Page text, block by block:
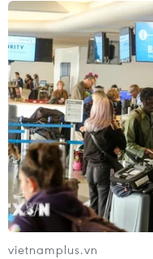
năng lượng leo thang
06/08/2026 23:58
Thành lập Khu
Hưng Yên
06/08/2026 23:45
Google Wallet cho
thiết lập số dư an
vietnamplus.vn